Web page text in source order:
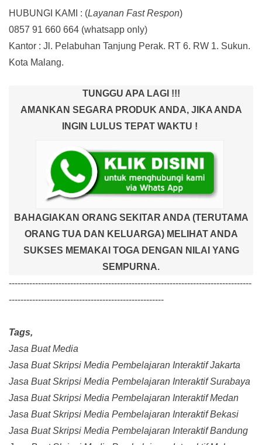
HUBUNGI KAMI : (Layanan Fast Respon)
0857 91 660 664 (whatsapp only)
Kantor : Jl. Pelabuhan Tanjung Perak. RT 6. RW 1. Sukun.
Kota Malang.
TUNGGU APA LAGI !!!
AMANKAN SEGARA PRODUK ANDA, JIKA ANDA
INGIN LULUS TEPAT WAKTU !
BAHAGIAKAN ORANG SEKITAR ANDA (TERUTAMA
ORANG TUA DAN KELUARGA) MELIHAT ANDA
SUKSES MEMAKAI TOGA DENGAN NILAI YANG
SEMPURNA.
-----------------------------------------------------------------------------------
-----------------------------------------------------
Tags,
Jasa Buat Media
Jasa Buat Skripsi Media Pembelajaran Interaktif Jakarta
Jasa Buat Skripsi Media Pembelajaran Interaktif Surabaya
Jasa Buat Skripsi Media Pembelajaran Interaktif Medan
Jasa Buat Skripsi Media Pembelajaran Interaktif Bekasi
Jasa Buat Skripsi Media Pembelajaran Interaktif Bandung